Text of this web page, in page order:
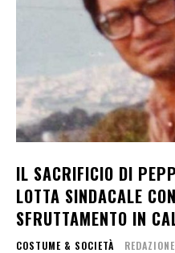
IL SACRIFICIO DI
LOTTA SINDACALE
SFRUTTAMENTO IN
COSTUME & SOCIETÀ